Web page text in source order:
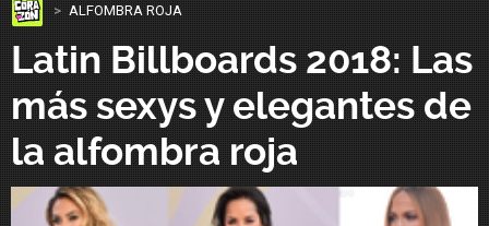
ALFOMBRA ROJA
Latin Billboards 2018: Las
más sexys y elegantes de
la alfombra roja